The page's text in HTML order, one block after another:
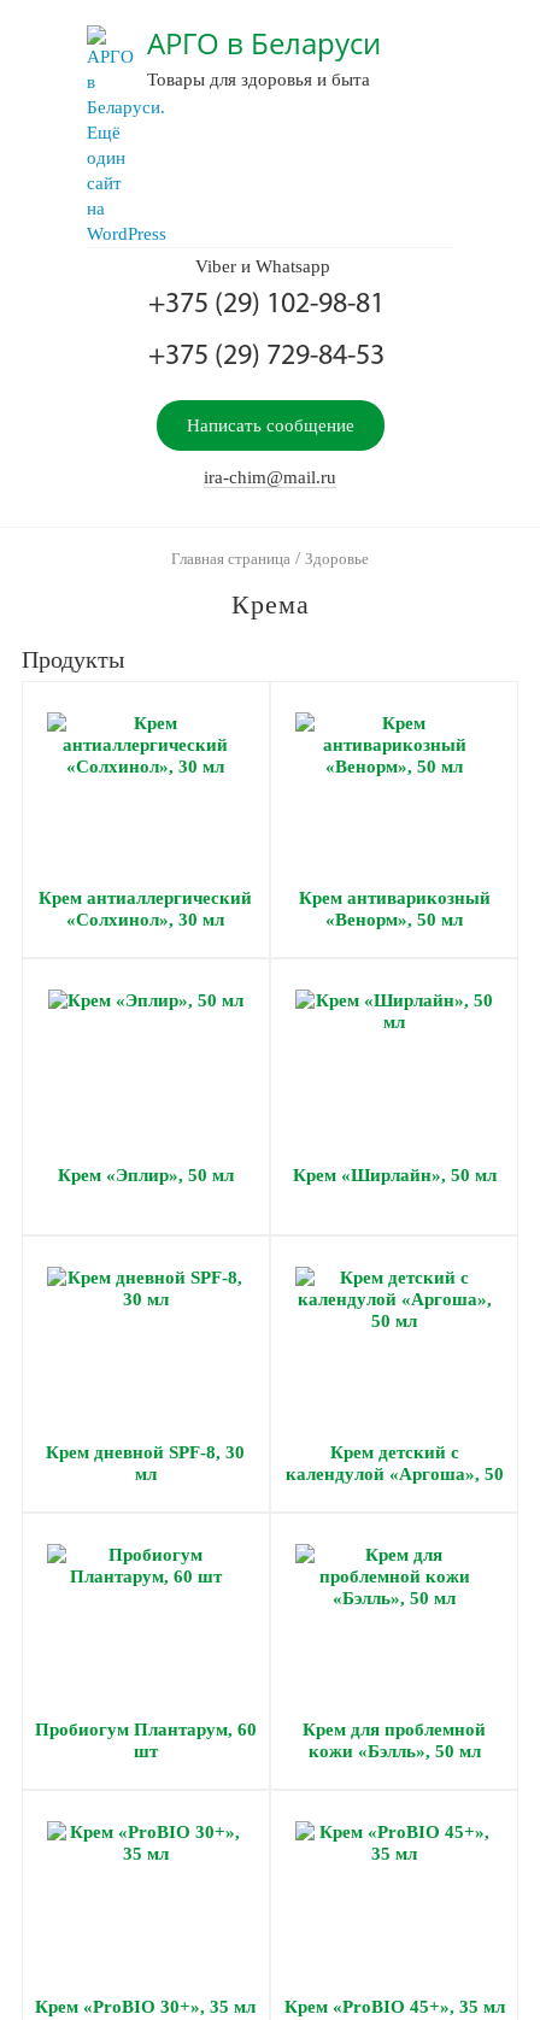
АРГО в Беларуси
Товары для здоровья и быта
Viber и Whatsapp
+375 (29) 102-98-81
+375 (29) 729-84-53
Написать сообщение
ira-chim@mail.ru
Главная страница / Здоровье
Крема
Продукты
Крем антиаллергический
«Солхинол», 30 мл
Крем антиварикозный
«Венорм», 50 мл
Крем «Эплир», 50 мл Крем «Ширлайн», 50 мл
Крем дневной SPF-8, 30
мл
Крем детский с
календулой «Аргоша», 50
Пробиогум Плантарум, 60
шт
Крем для проблемной
кожи «Бэлль», 50 мл
Крем «ProBIO 30+», 35 мл Крем «ProBIO 45+», 35 мл